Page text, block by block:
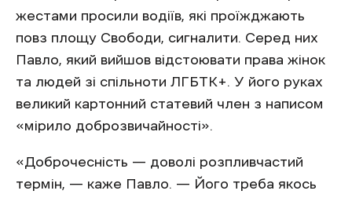
жестами просили водіїв, які проїжджають
повз площу Свободи, сигналити. Серед них
Павло, який вийшов відстоювати права жінок
та людей зі спільноти ЛГБТК+. У його руках
великий картонний статевий член з написом
«мірило доброзвичайності».
«Доброчесність — доволі розпливчастий
термін, — каже Павло. — Його треба якось